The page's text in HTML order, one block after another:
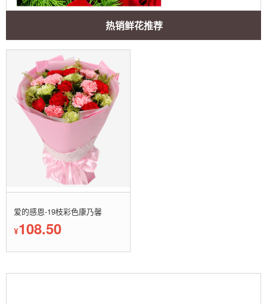
热销鲜花推荐
爱的感恩-19枝彩色康乃馨
¥108.50